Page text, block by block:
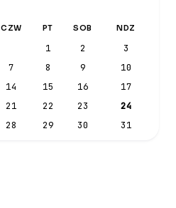
CZW PT SOB NDZ
1 2
3
7 8 9
10
14 15 16
17
21 22 23
24
28 29 30 31